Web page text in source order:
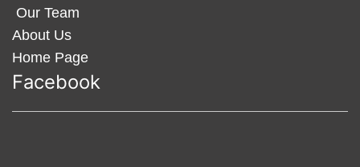
Our Team
About Us
Home Page
Facebook